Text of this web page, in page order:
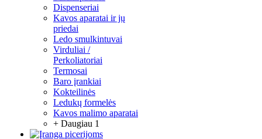
Dispenseriai
Kavos aparatai ir jų
priedai
Ledo smulkintuvai
Virduliai /
Perkoliatoriai
Termosai
Baro įrankiai
Kokteilinės
Ledukų formelės
Kavos malimo aparatai
+ Daugiau 1